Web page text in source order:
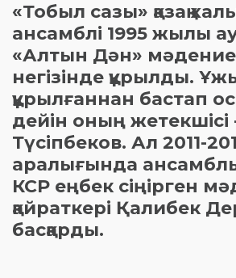
«Тобыл сазы» қазақ
ансамблі 1995 жылы
«Алтын Дән»
негізінде құрылды.
құрылғаннан бастап
дейін оның жетекшісі
Түсіпбеков. Ал 2011-
аралығында
КСР еңбек сіңірген
қайраткері Қалибек
басқарды.